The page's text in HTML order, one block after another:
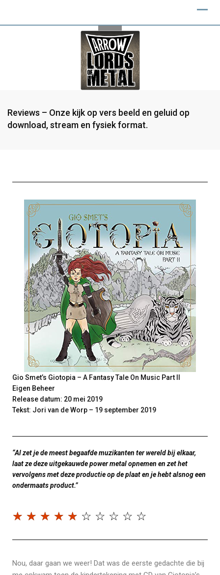
Reviews – Onze kijk op vers beeld en geluid op
download, stream en fysiek format.
Gio Smet’s Giotopia – A Fantasy Tale On Music Part II
Eigen Beheer
Release datum: 20 mei 2019
Tekst: Jori van de Worp – 19 september 2019
“Al zet je de meest begaafde muzikanten ter wereld bij elkaar,
laat ze deze uitgekauwde power metal opnemen en zet het
vervolgens met deze productie op de plaat en je hebt alsnog een
ondermaats product.”
☆ ☆ ☆ ☆ ☆ ☆ ☆ ☆ ☆ ☆
Nou, daar gaan we weer! Dat was de eerste gedachte die bij